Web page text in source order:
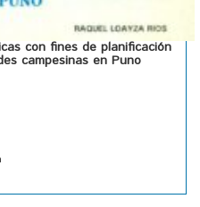
con fines de planificación
campesinas en Puno